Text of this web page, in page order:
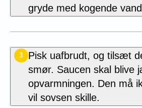
gryde med kogende
3
Pisk uafbrudt, og tilsæt
smør. Saucen skal blive
opvarmningen. Den må
vil sovsen skille.